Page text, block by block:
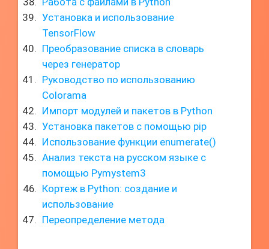
Установка и использование
TensorFlow
Преобразование списка в словарь
через генератор
Руководство по использованию
Colorama
Импорт модулей и пакетов в Python
Установка пакетов с помощью pip
Использование функции enumerate()
Анализ текста на русском языке с
помощью Pymystem3
Кортеж в Python: создание и
использование
Переопределение метода